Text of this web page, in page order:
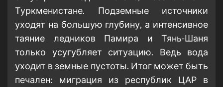
Туркменистане. Подземные источники
уходят на большую глубину, а интенсивное
таяние ледников Памира и Тянь-Шаня
только усугубляет ситуацию. Ведь вода
уходит в земные пустоты. Итог может быть
печален: миграция из республик ЦАР в